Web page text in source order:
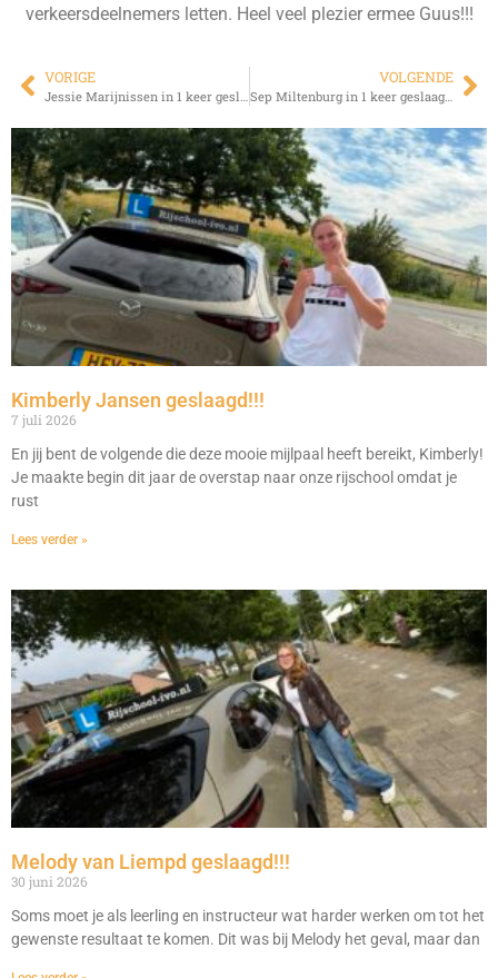
verkeersdeelnemers letten. Heel veel plezier ermee Guus!!!
VORIGE VOLGENDE
Sep Miltenburg in 1 keer geslaagd!!!
Kimberly Jansen geslaagd!!!
7 juli 2026
En jij bent de volgende die deze mooie mijlpaal heeft bereikt, Kimberly!
Je maakte begin dit jaar de overstap naar onze rijschool omdat je
rust
Lees verder »
Melody van Liempd geslaagd!!!
30 juni 2026
Soms moet je als leerling en instructeur wat harder werken om tot het
gewenste resultaat te komen. Dit was bij Melody het geval, maar dan